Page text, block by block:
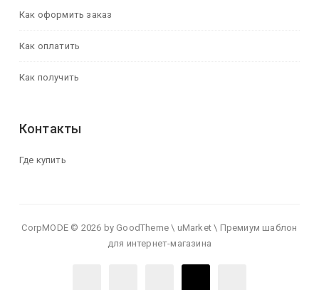
Как оформить заказ
Как оплатить
Как получить
Контакты
Где купить
CorpMODE © 2026 by GoodTheme \ uMarket \ Премиум шаблон
для интернет-магазина